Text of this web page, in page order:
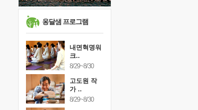
못된 꼰대들
희망이란
'모른다'는 것
옹달샘 프로그램
내면혁명워
크..
8/29~8/30
고도원 작
가 ..
8/29~8/30